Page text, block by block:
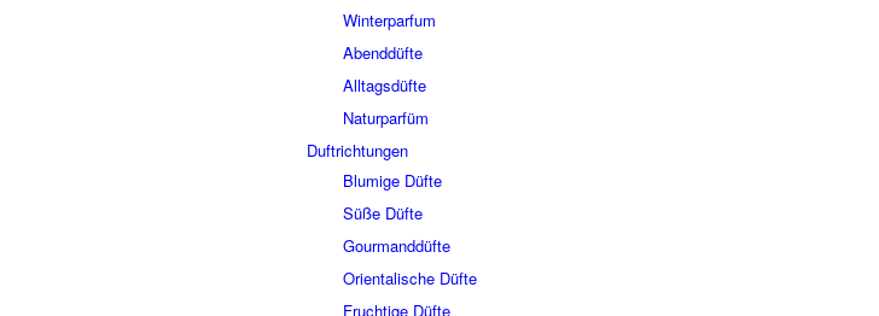
Winterparfum
Abenddüfte
Alltagsdüfte
Naturparfüm
Duftrichtungen
Blumige Düfte
Süße Düfte
Gourmanddüfte
Orientalische Düfte
Fruchtige Düfte